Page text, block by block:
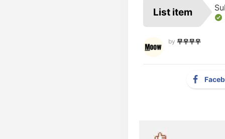
List item
by 무우무우